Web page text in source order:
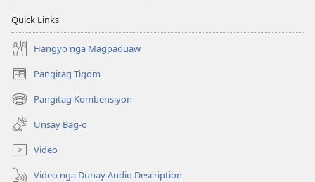
Quick Links
Hangyo nga Magpaduaw
Pangitag Tigom
(mo-
open
ug
bag-
ong
window)
Pangitag Kombensiyon
(mo-
open
ug
bag-
ong
window)
Unsay Bag-o
Video
Video nga Dunay Audio Description